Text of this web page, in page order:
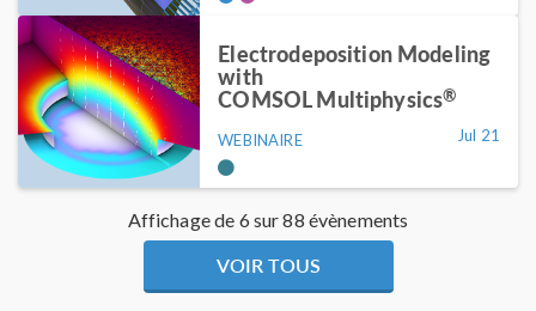
Electrodeposition Modeling
with
COMSOL Multiphysics®
WEBINAIRE Jul 21
Affichage de 6 sur 88 évènements
VOIR TOUS